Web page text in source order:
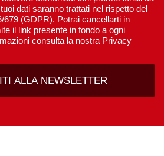
dati saranno trattati nel rispetto del
679 (GDPR). Potrai cancellarti in
il link presente in fondo a ogni
consulta la nostra Privacy
ALLA NEWSLETTER